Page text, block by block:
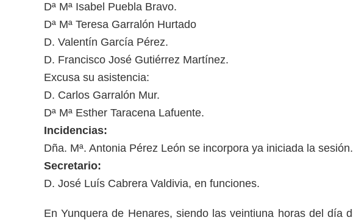
Dª Mª Isabel Puebla Bravo.
Dª Mª Teresa Garralón Hurtado
D. Valentín García Pérez.
D. Francisco José Gutiérrez Martínez.
Excusa su asistencia:
D. Carlos Garralón Mur.
Dª Mª Esther Taracena Lafuente.
Incidencias:
Dña. Mª. Antonia Pérez León se incorpora ya iniciada la sesión.
Secretario:
D. José Luís Cabrera Valdivia, en funciones.
En Yunquera de Henares, siendo las veintiuna horas del día